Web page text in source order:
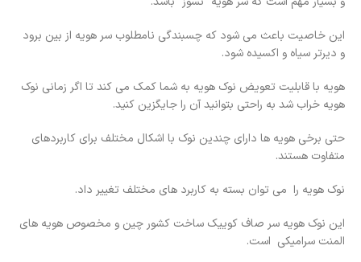
این خاصیت باعث می شود که چسبندگی نامطلوب سر هویه از بین برود
و دیرتر سیاه و اکسیده شود.
هویه با قابلیت تعویض نوک هویه به شما کمک می کند تا اگر زمانی نوک
هویه خراب شد به راحتی بتوانید آن را جایگزین کنید.
حتی برخی هویه ها دارای چندین نوک با اشکال مختلف برای کاربردهای
متفاوت هستند.
نوک هویه را می توان بسته به کاربرد های مختلف تغییر داد.
این نوک هویه سر صاف کوییک ساخت کشور چین و مخصوص هویه های
المنت سرامیکی است.